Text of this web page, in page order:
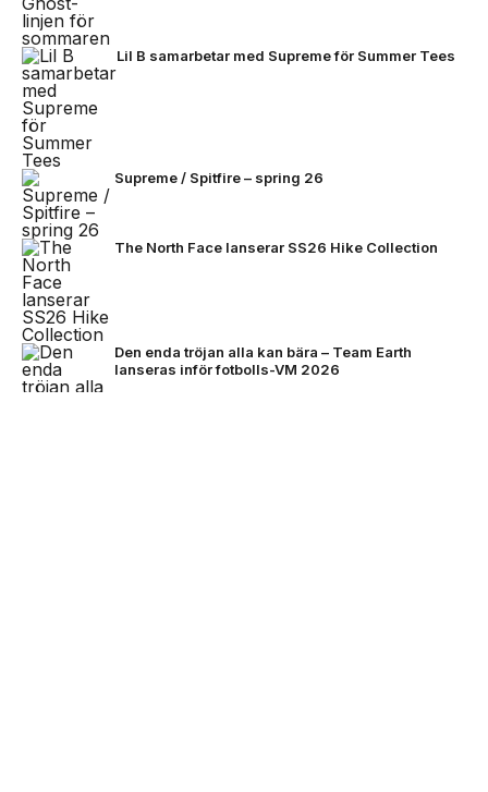
Lil B samarbetar med Supreme för Summer Tees
Supreme / Spitfire – spring 26
The North Face lanserar SS26 Hike Collection
Den enda tröjan alla kan bära – Team Earth
lanseras inför fotbolls-VM 2026